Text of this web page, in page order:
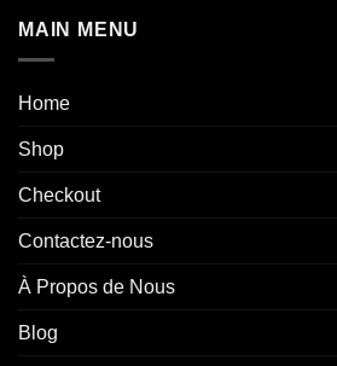
MAIN MENU
Home
Shop
Checkout
Contactez-nous
À Propos de Nous
Blog